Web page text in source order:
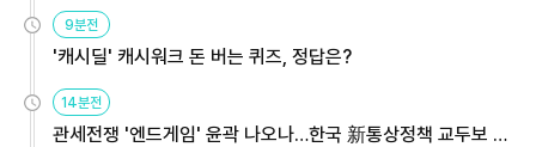
9분전
'캐시딜' 캐시워크 돈 버는 퀴즈, 정답은?
14분전
관세전쟁 '엔드게임' 윤곽 나오나…한국 新통상정책 교두보 활